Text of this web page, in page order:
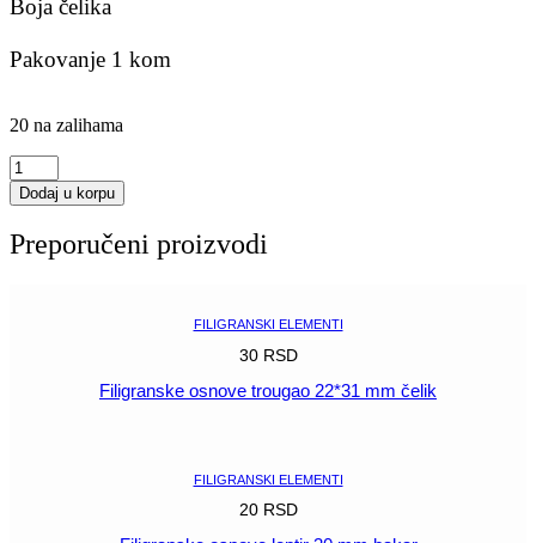
Boja čelika
Pakovanje 1 kom
20 na zalihama
Filigranske
osnove
trougao
mm
Dodaj u korpu
Preporučeni proizvodi
FILIGRANSKI ELEMENTI
30 RSD
Filigranske osnove trougao 22*31 mm čelik
FILIGRANSKI ELEMENTI
20 RSD